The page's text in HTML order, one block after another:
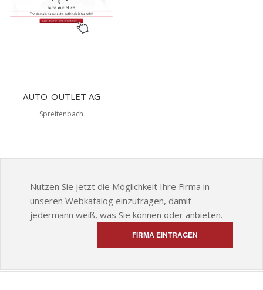
AUTO-OUTLET AG
Spreitenbach
Nutzen Sie jetzt die Möglichkeit Ihre Firma in
unseren Webkatalog einzutragen, damit
jedermann weiß, was Sie können oder anbieten.
FIRMA EINTRAGEN